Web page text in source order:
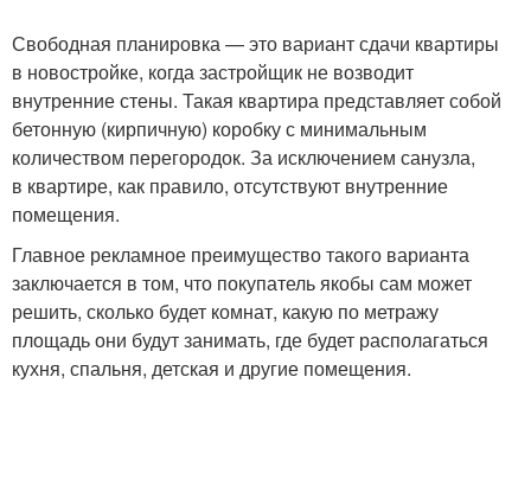
Свободная планировка — это вариант сдачи квартиры
в новостройке, когда застройщик не возводит
внутренние стены. Такая квартира представляет собой
бетонную (кирпичную) коробку с минимальным
количеством перегородок. За исключением санузла,
в квартире, как правило, отсутствуют внутренние
помещения.
Главное рекламное преимущество такого варианта
заключается в том, что покупатель якобы сам может
решить, сколько будет комнат, какую по метражу
площадь они будут занимать, где будет располагаться
кухня, спальня, детская и другие помещения.